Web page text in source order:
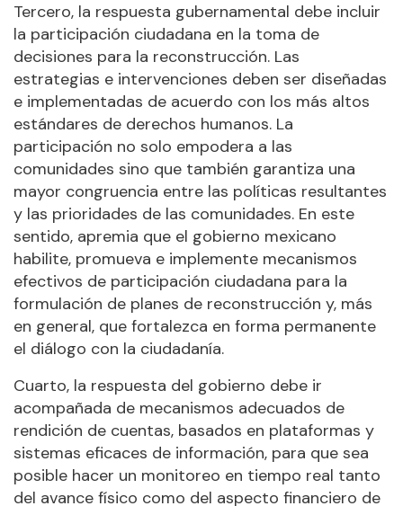
Tercero, la respuesta gubernamental debe incluir
la participación ciudadana en la toma de
decisiones para la reconstrucción. Las
estrategias e intervenciones deben ser diseñadas
e implementadas de acuerdo con los más altos
estándares de derechos humanos. La
participación no solo empodera a las
comunidades sino que también garantiza una
mayor congruencia entre las políticas resultantes
y las prioridades de las comunidades. En este
sentido, apremia que el gobierno mexicano
habilite, promueva e implemente mecanismos
efectivos de participación ciudadana para la
formulación de planes de reconstrucción y, más
en general, que fortalezca en forma permanente
el diálogo con la ciudadanía.
Cuarto, la respuesta del gobierno debe ir
acompañada de mecanismos adecuados de
rendición de cuentas, basados en plataformas y
sistemas eficaces de información, para que sea
posible hacer un monitoreo en tiempo real tanto
del avance físico como del aspecto financiero de